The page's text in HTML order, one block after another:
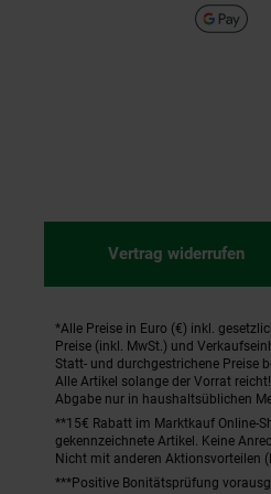
Vertrag widerrufen
Fußnoten
*Alle Preise in Euro (€) inkl.
Preise (inkl. MwSt.) und
Statt- und durchgestrichene Preise
Alle Artikel solange der Vorrat
Abgabe nur in haushaltsüblichen
**15€ Rabatt im Marktkauf Online-
gekennzeichnete Artikel. Keine
Nicht mit anderen Aktionsvorteilen
***Positive Bonitätsprüfung